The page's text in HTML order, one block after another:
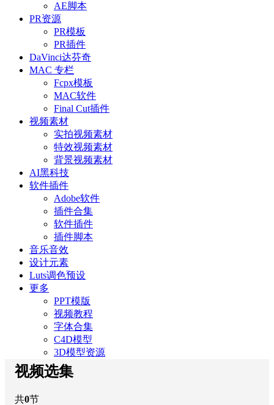
AE脚本
PR资源
PR模板
PR插件
DaVinci达芬奇
MAC 专栏
Fcpx模板
MAC软件
Final Cut插件
视频素材
实拍视频素材
特效视频素材
背景视频素材
AI黑科技
软件插件
Adobe软件
插件合集
软件插件
插件脚本
音乐音效
设计元素
Luts调色预设
更多
PPT模版
视频教程
字体合集
C4D模型
3D模型资源
视频选集
共0节